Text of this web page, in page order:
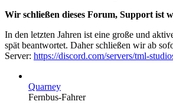
Wir schließen dieses Forum, Support ist
In den letzten Jahren ist eine große und
spät beantwortet. Daher schließen wir ab
Server: https://discord.com/servers/tml-
Quarney
Fernbus-Fahrer